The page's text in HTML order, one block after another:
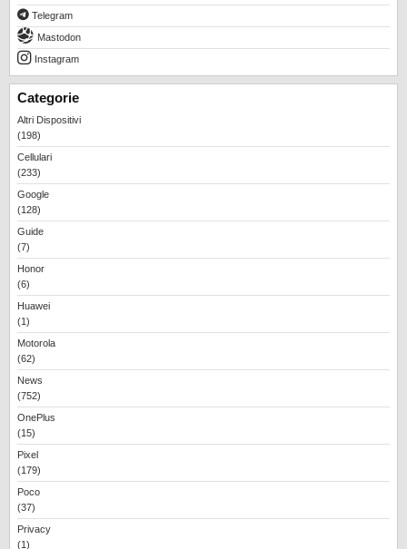
Telegram
Mastodon
Instagram
Categorie
Altri Dispositivi
(198)
Cellulari
(233)
Google
(128)
Guide
(7)
Honor
(6)
Huawei
(1)
Motorola
(62)
News
(752)
OnePlus
(15)
Pixel
(179)
Poco
(37)
Privacy
(1)